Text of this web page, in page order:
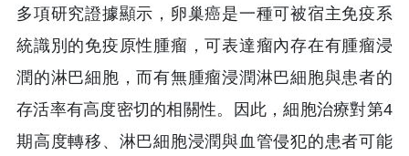
多項研究證據顯示，卵巢癌是一種可被宿主免疫系
統識別的免疫原性腫瘤，可表達瘤內存在有腫瘤浸
潤的淋巴細胞，而有無腫瘤浸潤淋巴細胞與患者的
存活率有高度密切的相關性。因此，細胞治療對第4
期高度轉移、淋巴細胞浸潤與血管侵犯的患者可能